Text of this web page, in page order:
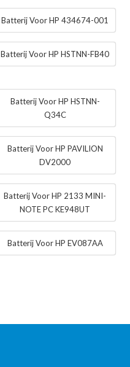
Batterij Voor HP 434674-001
Batterij Voor HP HSTNN-FB40
Batterij Voor HP HSTNN-
Q34C
Batterij Voor HP PAVILION
DV2000
Batterij Voor HP 2133 MINI-
NOTE PC KE948UT
Batterij Voor HP EV087AA